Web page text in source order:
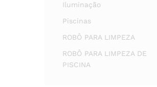
Iluminação
Piscinas
ROBÔ PARA LIMPEZA
ROBÔ PARA LIMPEZA DE
PISCINA